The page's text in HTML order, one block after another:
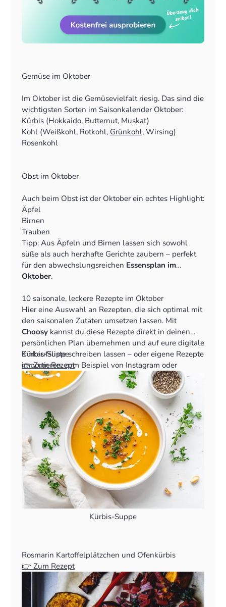
Gemüse im Oktober
Im Oktober ist die Gemüsevielfalt riesig. Das sind die
wichtigsten Sorten im Saisonkalender Oktober:
Kürbis (Hokkaido, Butternut, Muskat)
Kohl (Weißkohl, Rotkohl, Grünkohl, Wirsing)
Rosenkohl
Sellerie
Rote Bete
Spinat
Feldsalat
Champignons und andere Pilze
Obst im Oktober
Auch beim Obst ist der Oktober ein echtes Highlight:
Äpfel
Birnen
Trauben
Pflaumen
Quitten
Hagebutten
Tipp: Aus Äpfeln und Birnen lassen sich sowohl
süße als auch herzhafte Gerichte zaubern – perfekt
für den abwechslungsreichen Essensplan im
Oktober.
10 saisonale, leckere Rezepte im Oktober
Hier eine Auswahl an Rezepten, die sich optimal mit
den saisonalen Zutaten umsetzen lassen. Mit
Choosykannst du diese Rezepte direkt in deinen
persönlichen Plan übernehmen und auf eure digitale
Einkaufsliste schreiben lassen – oder eigene Rezepte
importieren, zum Beispiel von Instagram oder
Foodblogs.
Kürbis-Suppe
👉 Zum Rezept
Kürbis-Suppe
Rosmarin Kartoffelplätzchen und Ofenkürbis
👉 Zum Rezept